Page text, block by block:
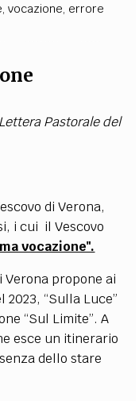
,vocazione, errore
Pastorale del
di Verona,
i cui il Vescovo
vocazione".
Verona propone ai
2023, “Sulla Luce”
“Sul Limite”. A
esce un itinerario
dello stare